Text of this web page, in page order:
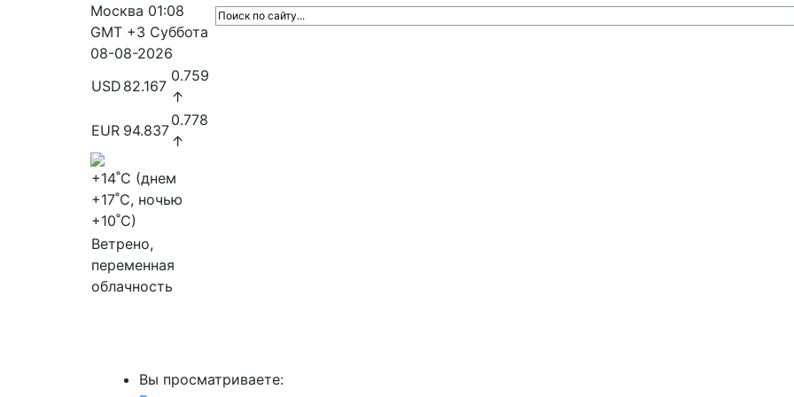
Москва 01:08
GMT +3 Суббота
08-08-2026
USD 82.167
0.759
↑
EUR 94.837
0.778
↑
+14˚C (днем
+17˚C, ночью
+10˚C)
Ветрено,
переменная
облачность
Вы просматриваете: